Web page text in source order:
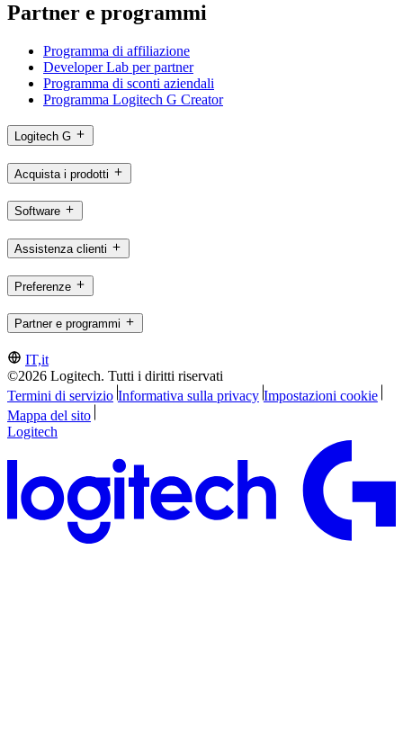
Partner e programmi
Programma di affiliazione
Developer Lab per partner
Programma di sconti aziendali
Programma Logitech G Creator
Logitech G
Acquista i prodotti
Software
Assistenza clienti
Preferenze
Partner e programmi
IT,it
©2026 Logitech. Tutti i diritti riservati
Termini di servizio Informativa sulla privacy Impostazioni cookie
Mappa del sito
Logitech